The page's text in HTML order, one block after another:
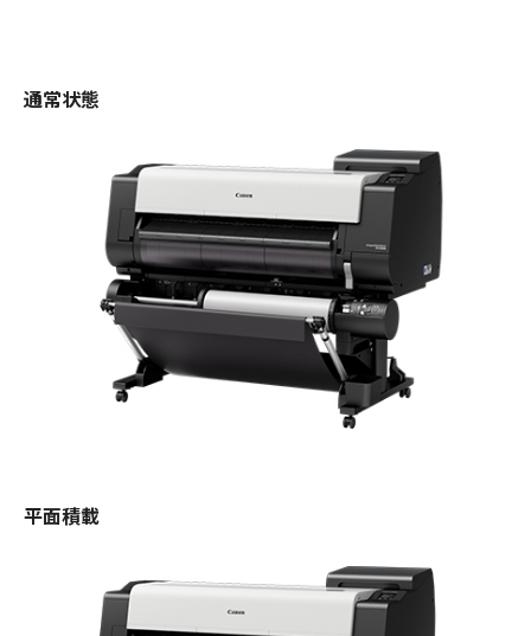
通常状態
平面積載